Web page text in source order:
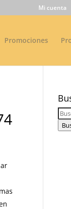
Mi cuenta
Promociones
por: